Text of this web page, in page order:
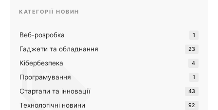
КАТЕГОРІЇ НОВИН
Веб-розробка 1
Гаджети та обладнання 23
Кібербезпека 4
Програмування 1
Стартапи та інновації 43
Технологічні новини 92